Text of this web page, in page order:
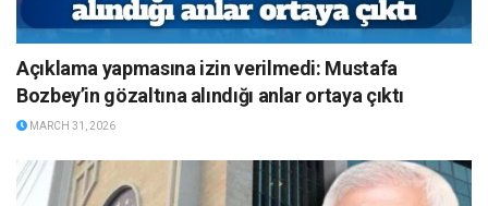
Açıklama yapmasına izin verilmedi: Mustafa
Bozbey’in gözaltına alındığı anlar ortaya çıktı
MARCH 31, 2026